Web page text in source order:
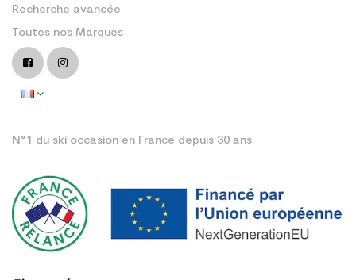
Recherche avancée
Toutes nos Marques
N°1 du ski occasion en France depuis 30 ans